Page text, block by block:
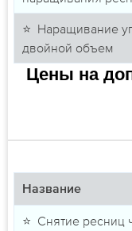
⭐ Наращивание
двойной объем
Цены на
Название
⭐ Снятие ресниц